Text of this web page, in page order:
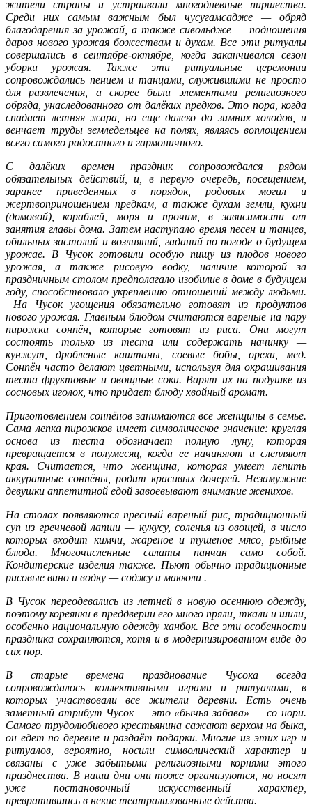
жители страны и устраивали многодневные пиршества.
Среди них самым важным был чусугамсадже — обряд
благодарения за урожай, а также сивольдже — подношения
даров нового урожая божествам и духам. Все эти ритуалы
совершались в сентябре-октябре, когда заканчивался сезон
уборки урожая. Также эти ритуальные церемонии
сопровождались пением и танцами, служившими не просто
для развлечения, а скорее были элементами религиозного
обряда, унаследованного от далёких предков. Это пора, когда
спадает летняя жара, но еще далеко до зимних холодов, и
венчает труды земледельцев на полях, являясь воплощением
всего самого радостного и гармоничного.
С далёких времен праздник сопровождался рядом
обязательных действий, и, в первую очередь, посещением,
заранее приведенных в порядок, родовых могил и
жертвоприношением предкам, а также духам земли, кухни
(домовой), кораблей, моря и прочим, в зависимости от
занятия главы дома. Затем наступало время песен и танцев,
обильных застолий и возлияний, гаданий по погоде о будущем
урожае. В Чусок готовили особую пищу из плодов нового
урожая, а также рисовую водку, наличие которой за
праздничным столом предполагало изобилие в доме в будущем
году, способствовало укреплению отношений между людьми.
На Чусок угощения обязательно готовят из продуктов
нового урожая. Главным блюдом считаются вареные на пару
пирожки сонпён, которые готовят из риса. Они могут
состоять только из теста или содержать начинку —
кунжут, дробленые каштаны, соевые бобы, орехи, мед.
Сонпён часто делают цветными, используя для окрашивания
теста фруктовые и овощные соки. Варят их на подушке из
сосновых иголок, что придает блюду хвойный аромат.
Приготовлением сонпёнов занимаются все женщины в семье.
Сама лепка пирожков имеет символическое значение: круглая
основа из теста обозначает полную луну, которая
превращается в полумесяц, когда ее начиняют и слепляют
края. Считается, что женщина, которая умеет лепить
аккуратные сонпёны, родит красивых дочерей. Незамужние
девушки аппетитной едой завоевывают внимание женихов.
На столах появляются пресный вареный рис, традиционный
суп из гречневой лапши — кукусу, соленья из овощей, в число
которых входит кимчи, жареное и тушеное мясо, рыбные
блюда. Многочисленные салаты панчан само собой.
Кондитерские изделия также. Пьют обычно традиционные
рисовые вино и водку — соджу и макколи .
В Чусок переодевались из летней в новую осеннюю одежду,
поэтому коре­янки в преддверии его много пряли, ткали и шили,
особенно национальную одежду ханбок. Все эти особенности
праздника сохраняются, хотя и в модернизированном виде до
сих пор.
В старые времена празднование Чусока всегда
сопровождалось коллективными играми и ритуалами, в
которых участвовали все жители деревни. Есть очень
заметный атрибут Чусок — это «бычья забава» — со нори.
Самого трудолюбивого крестьянина сажают верхом на быка,
он едет по деревне и раздаёт подарки. Многие из этих игр и
ритуалов, вероятно, носили символический характер и
связаны с уже забытыми религиозными корнями этого
празднества. В наши дни они тоже организуются, но носят
уже постановочный искусственный характер,
превратившись в некие театрализованные действа.